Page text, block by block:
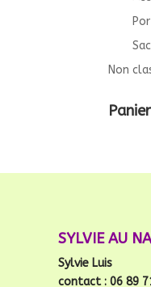
Non
Panier
SYLVIE AU
Sylvie Luis
contact : 06 89